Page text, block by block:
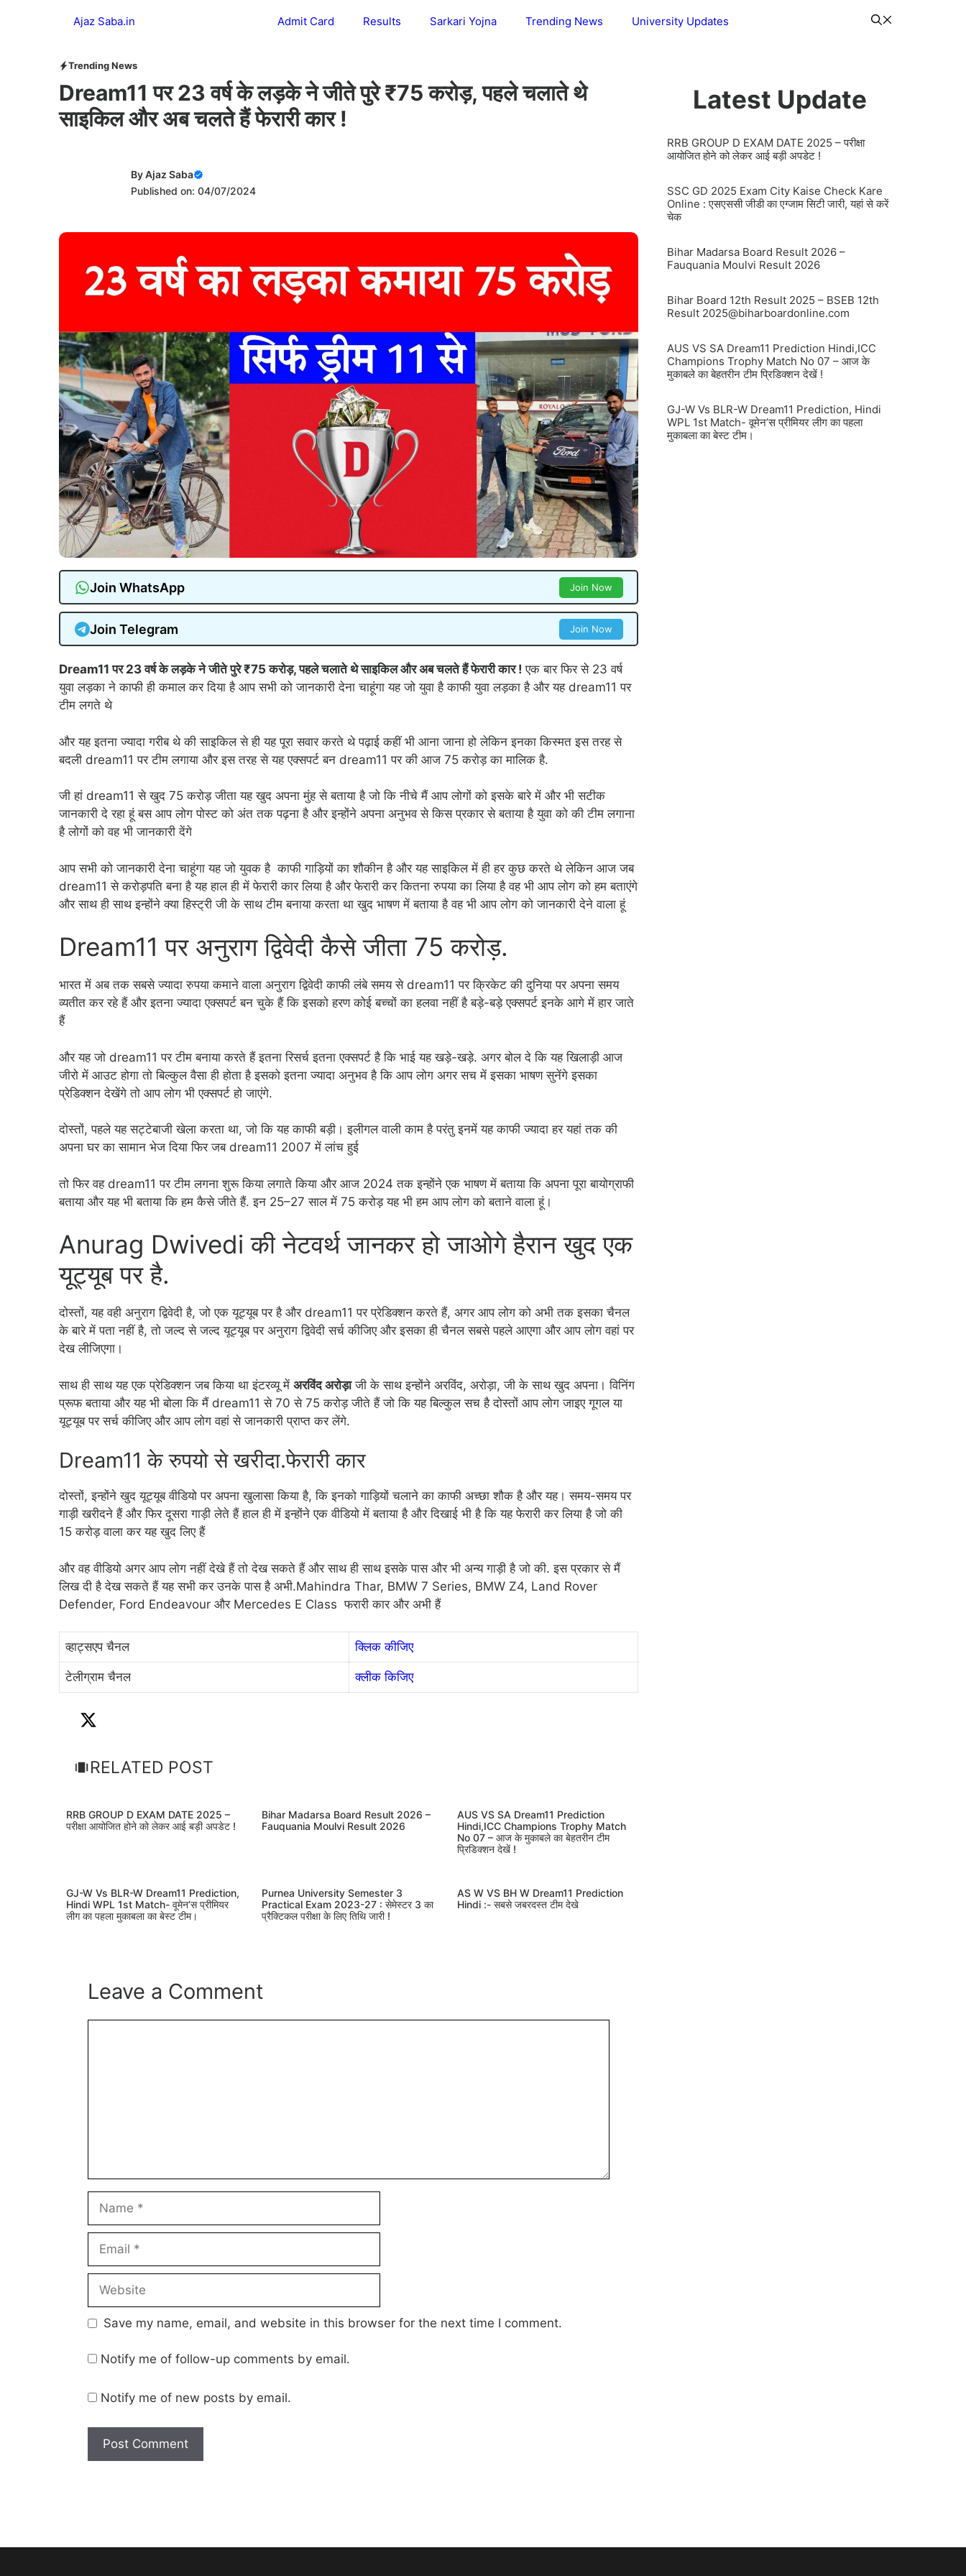
Ajaz Saba.in Admit Card Results Sarkari Yojna Trending News University Updates
Trending News
Dream11 पर 23 वर्ष के लड़के ने जीते पुरे ₹75 करोड़, पहले चलाते थे
साइकिल और अब चलते हैं फेरारी कार !
ByAjaz Saba
Published on: 04/07/2024
Join WhatsApp Join Now
Join Telegram Join Now
Dream11 पर 23 वर्ष के लड़के ने जीते पुरे ₹75 करोड़, पहले चलाते थे साइकिल और अब चलते हैं फेरारी कार !एक बार फिर से 23 वर्ष
युवा लड़का ने काफी ही कमाल कर दिया है आप सभी को जानकारी देना चाहूंगा यह जो युवा है काफी युवा लड़का है और यह dream11 पर
टीम लगते थे
और यह इतना ज्यादा गरीब थे की साइकिल से ही यह पूरा सवार करते थे पढ़ाई कहीं भी आना जाना हो लेकिन इनका किस्मत इस तरह से
बदली dream11 पर टीम लगाया और इस तरह से यह एक्सपर्ट बन dream11 पर की आज 75 करोड़ का मालिक है.
जी हां dream11 से खुद 75 करोड़ जीता यह खुद अपना मुंह से बताया है जो कि नीचे मैं आप लोगों को इसके बारे में और भी सटीक
जानकारी दे रहा हूं बस आप लोग पोस्ट को अंत तक पढ़ना है और इन्होंने अपना अनुभव से किस प्रकार से बताया है युवा को की टीम लगाना
है लोगों को वह भी जानकारी देंगे
आप सभी को जानकारी देना चाहूंगा यह जो युवक है काफी गाड़ियों का शौकीन है और यह साइकिल में ही हर कुछ करते थे लेकिन आज जब
dream11 से करोड़पति बना है यह हाल ही में फेरारी कार लिया है और फेरारी कर कितना रुपया का लिया है वह भी आप लोग को हम बताएंगे
और साथ ही साथ इन्होंने क्या हिस्ट्री जी के साथ टीम बनाया करता था खुद भाषण में बताया है वह भी आप लोग को जानकारी देने वाला हूं
Dream11 पर अनुराग द्विवेदी कैसे जीता 75 करोड़.
भारत में अब तक सबसे ज्यादा रुपया कमाने वाला अनुराग द्विवेदी काफी लंबे समय से dream11 पर क्रिकेट की दुनिया पर अपना समय
व्यतीत कर रहे हैं और इतना ज्यादा एक्सपर्ट बन चुके हैं कि इसको हरण कोई बच्चों का हलवा नहीं है बड़े-बड़े एक्सपर्ट इनके आगे में हार जाते
हैं
और यह जो dream11 पर टीम बनाया करते हैं इतना रिसर्च इतना एक्सपर्ट है कि भाई यह खड़े-खड़े. अगर बोल दे कि यह खिलाड़ी आज
जीरो में आउट होगा तो बिल्कुल वैसा ही होता है इसको इतना ज्यादा अनुभव है कि आप लोग अगर सच में इसका भाषण सुनेंगे इसका
प्रेडिक्शन देखेंगे तो आप लोग भी एक्सपर्ट हो जाएंगे.
दोस्तों, पहले यह सट्टेबाजी खेला करता था, जो कि यह काफी बड़ी। इलीगल वाली काम है परंतु इनमें यह काफी ज्यादा हर यहां तक की
अपना घर का सामान भेज दिया फिर जब dream11 2007 में लांच हुई
तो फिर वह dream11 पर टीम लगना शुरू किया लगाते किया और आज 2024 तक इन्होंने एक भाषण में बताया कि अपना पूरा बायोग्राफी
बताया और यह भी बताया कि हम कैसे जीते हैं. इन 25–27 साल में 75 करोड़ यह भी हम आप लोग को बताने वाला हूं।
Anurag Dwivedi की नेटवर्थ जानकर हो जाओगे हैरानखुद एक
यूट्यूब पर है.
दोस्तों, यह वही अनुराग द्विवेदी है, जो एक यूट्यूब पर है और dream11 पर प्रेडिक्शन करते हैं, अगर आप लोग को अभी तक इसका चैनल
के बारे में पता नहीं है, तो जल्द से जल्द यूट्यूब पर अनुराग द्विवेदी सर्च कीजिए और इसका ही चैनल सबसे पहले आएगा और आप लोग वहां पर
देख लीजिएगा।
साथ ही साथ यह एक प्रेडिक्शन जब किया था इंटरव्यू में अरविंद अरोड़ाजी के साथ इन्होंने अरविंद, अरोड़ा, जी के साथ खुद अपना। विनिंग
प्रूफ बताया और यह भी बोला कि मैं dream11 से 70 से 75 करोड़ जीते हैं जो कि यह बिल्कुल सच है दोस्तों आप लोग जाइए गूगल या
यूट्यूब पर सर्च कीजिए और आप लोग वहां से जानकारी प्राप्त कर लेंगे.
Dream11 के रुपयो से खरीदा.फेरारी कार
दोस्तों, इन्होंने खुद यूट्यूब वीडियो पर अपना खुलासा किया है, कि इनको गाड़ियों चलाने का काफी अच्छा शौक है और यह। समय-समय पर
गाड़ी खरीदने हैं और फिर दूसरा गाड़ी लेते हैं हाल ही में इन्होंने एक वीडियो में बताया है और दिखाई भी है कि यह फेरारी कर लिया है जो की
15 करोड़ वाला कर यह खुद लिए हैं
और वह वीडियो अगर आप लोग नहीं देखे हैं तो देख सकते हैं और साथ ही साथ इसके पास और भी अन्य गाड़ी है जो की. इस प्रकार से मैं
लिख दी है देख सकते हैं यह सभी कर उनके पास है अभी.Mahindra Thar, BMW 7 Series, BMW Z4, Land Rover
Defender, Ford Endeavour और Mercedes E Class फरारी कार और अभी हैं
व्हाट्सएप चैनल क्लिक कीजिए
टेलीग्राम चैनल क्लीक किजिए
RELATED POST
RRB GROUP D EXAM DATE 2025 –
परीक्षा आयोजित होने को लेकर आई बड़ी अपडेट !
Bihar Madarsa Board Result 2026 –
Fauquania Moulvi Result 2026
AUS VS SA Dream11 Prediction
Hindi,ICC Champions Trophy Match
No 07 – आज के मुकाबले का बेहतरीन टीम
प्रिडिक्शन देखें !
GJ-W Vs BLR-W Dream11 Prediction,
Hindi WPL 1st Match- वूमेन’स प्रीमियर
लीग का पहला मुकाबला का बेस्ट टीम।
Purnea University Semester 3
Practical Exam 2023-27 : सेमेस्टर 3 का
प्रैक्टिकल परीक्षा के लिए तिथि जारी !
AS W VS BH W Dream11 Prediction
Hindi :- सबसे जबरदस्त टीम देखे
Leave a Comment
Save my name, email, and website in this browser for the next time I comment.
Notify me of follow-up comments by email.
Notify me of new posts by email.
Latest Update
RRB GROUP D EXAM DATE 2025 – परीक्षा
आयोजित होने को लेकर आई बड़ी अपडेट !
SSC GD 2025 Exam City Kaise Check Kare
Online : एसएससी जीडी का एग्जाम सिटी जारी, यहां से करें
चेक
Bihar Madarsa Board Result 2026 –
Fauquania Moulvi Result 2026
Bihar Board 12th Result 2025 – BSEB 12th
Result 2025@biharboardonline.com
AUS VS SA Dream11 Prediction Hindi,ICC
Champions Trophy Match No 07 – आज के
मुकाबले का बेहतरीन टीम प्रिडिक्शन देखें !
GJ-W Vs BLR-W Dream11 Prediction, Hindi
WPL 1st Match- वूमेन’स प्रीमियर लीग का पहला
मुकाबला का बेस्ट टीम।